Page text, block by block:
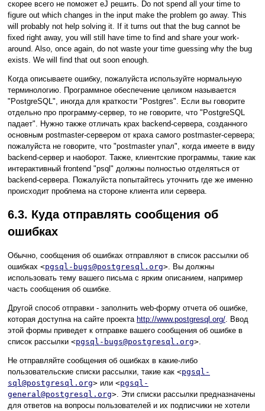
скорее всего не поможет еЈ решить. Do not spend all your time to
figure out which changes in the input make the problem go away. This
will probably not help solving it. If it turns out that the bug cannot be
fixed right away, you will still have time to find and share your work-
around. Also, once again, do not waste your time guessing why the bug
exists. We will find that out soon enough.
Когда описываете ошибку, пожалуйста используйте нормальную
терминологию. Программное обеспечение целиком называется
"PostgreSQL" , иногда для краткости "Postgres" . Если вы говорите
отдельно про программу-сервер, то не говорите, что "PostgreSQL
падает" . Нужно также отличать крах backend-сервера, созданного
основным postmaster-сервером от краха самого postmaster-сервера;
пожалуйста не говорите, что "postmaster упал" , когда имеете в виду
backend-сервер и наоборот. Также, клиентские программы, такие как
интерактивный frontend "psql" должны полностью отделяться от
backend-сервера. Пожалуйста попытайтесь уточнить где же именно
происходит проблема на стороне клиента или сервера.
6.3. Куда отправлять сообщения об
ошибках
Обычно, сообщения об ошибках отправляют в список рассылки об
ошибках <pgsql-bugs@postgresql.org> . Вы должны
использовать тему вашего письма с ярким описанием, например
часть сообщения об ошибке.
Другой способ отправки - заполнить web-форму отчета об ошибке,
которая доступна на сайте проекта http://www.postgresql.org/ . Ввод
этой формы приведет к отправке вашего сообщения об ошибке в
список рассылки <pgsql-bugs@postgresql.org>
Не отправляйте сообщения об ошибках в какие-либо
пользовательские списки рассылки, такие как <pgsql-
sql@postgresql.org> или <pgsql-
general@postgresql.org> . Эти списки рассылки предназначены
для ответов на вопросы пользователей и их подписчики не хотели